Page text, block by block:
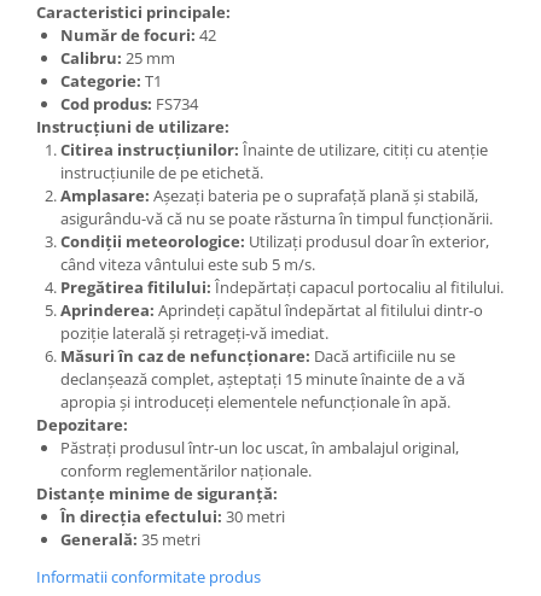
Caracteristici principale:
Număr de focuri: 42
Calibru: 25 mm
Categorie: T1
Cod produs: FS734
Instrucțiuni de utilizare:
Citirea instrucțiunilor: Înainte de utilizare, citiți cu atenție
instrucțiunile de pe etichetă.
Amplasare: Așezați bateria pe o suprafață plană și stabilă,
asigurându-vă că nu se poate răsturna în timpul funcționării.
Condiții meteorologice: Utilizați produsul doar în exterior,
când viteza vântului este sub 5 m/s.
Pregătirea fitilului: Îndepărtați capacul portocaliu al fitilului.
Aprinderea: Aprindeți capătul îndepărtat al fitilului dintr-o
poziție laterală și retrageți-vă imediat.
Măsuri în caz de nefuncționare: Dacă artificiile nu se
declanșează complet, așteptați 15 minute înainte de a vă
apropia și introduceți elementele nefuncționale în apă.
Depozitare:
Păstrați produsul într-un loc uscat, în ambalajul original,
conform reglementărilor naționale.
Distanțe minime de siguranță:
În direcția efectului: 30 metri
Generală: 35 metri
Informatii conformitate produs